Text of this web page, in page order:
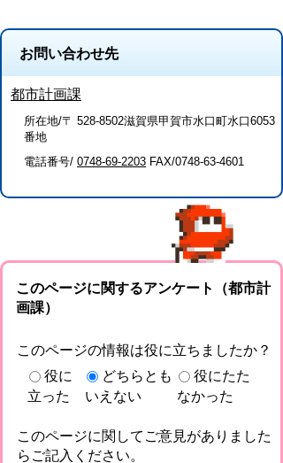
お問い合わせ先
都市計画課
所在地/〒 528-8502滋賀県甲賀市水口町水口6053
番地
電話番号/ 0748-69-2203 FAX/0748-63-4601
このページに関するアンケート（都市計
画課）
このページの情報は役に立ちましたか？
役に
立った
どちらとも
いえない
役にたた
なかった
このページに関してご意見がありました
らご記入ください。